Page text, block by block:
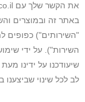
באתר זה ובמוצרים
"השירותים") כפופים
השירות"). על ידי
שיעודכנו על ידינו
לב לכל שינוי שביצענו